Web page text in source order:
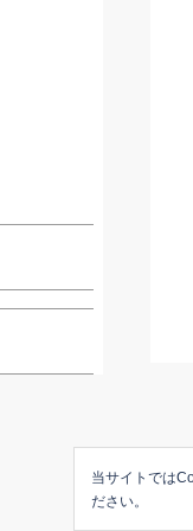
当サイトでは
ださい。